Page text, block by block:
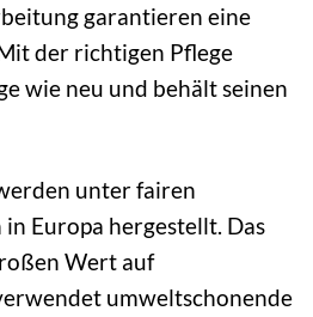
garantieren eine
der richtigen Pflege
wie neu und behält seinen
unter fairen
Europa hergestellt. Das
Wert auf
umweltschonende